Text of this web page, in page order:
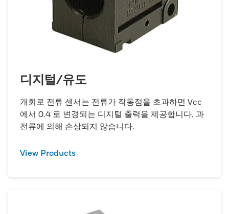
디지털/유도
개회로 전류 센서는 전류가 작동점을 초과하면 Vcc
에서 0.4 로 변경되는 디지털 출력을 제공합니다. 과
전류에 의해 손상되지 않습니다.
View Products